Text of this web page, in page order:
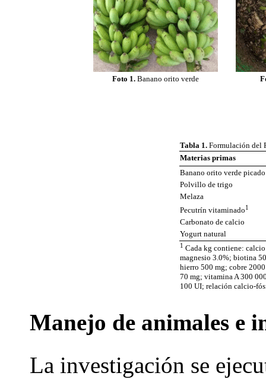
Foto 1.Banano orito verde
Tabla 1. Formulación del
Materias primas
Banano orito verde picado
Polvillo de trigo
Melaza
Pecutrín vitaminado1
Carbonato de calcio
Yogurt natural
1 Cada kg contiene:
magnesio 3.0%; biotina
hierro 500 mg; cobre
70 mg; vitamina A 300
100 UI; relación calcio-
Manejo de animales e
La investigación se